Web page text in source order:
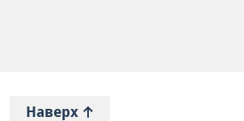
Наверх